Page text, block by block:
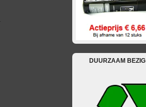
DUURZAAM BEZIG